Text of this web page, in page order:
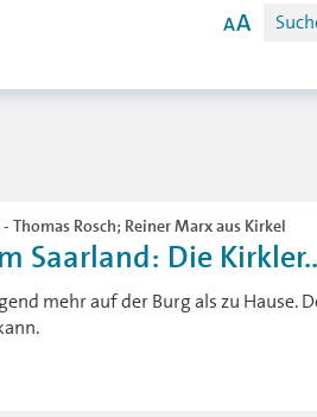
Thomas Rosch; Reiner Marx aus Kirkel
Saarland: Die
mehr auf der Burg als zu Hause.